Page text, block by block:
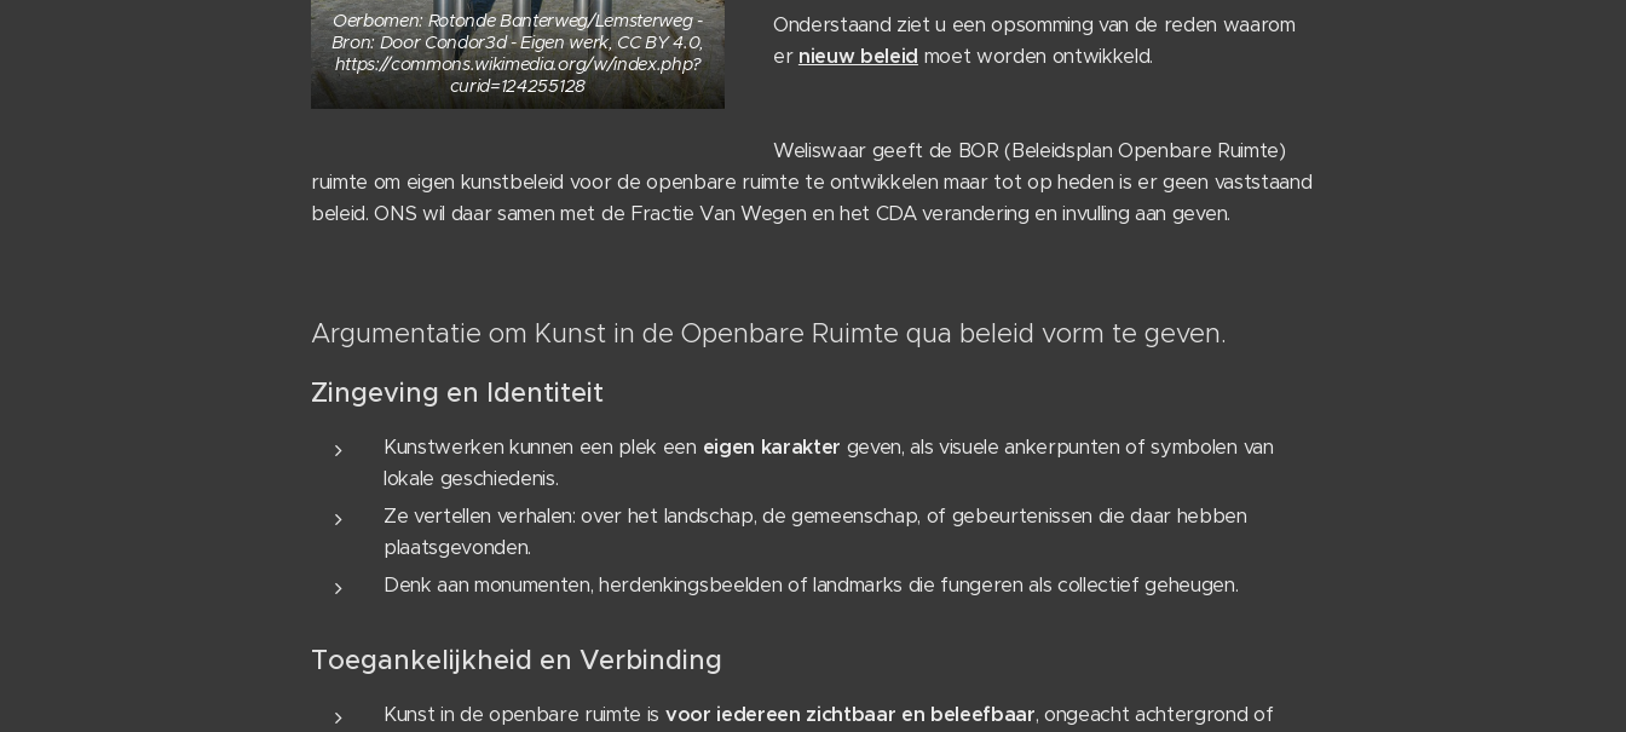
Oerbomen: Rotonde Banterweg/Lemsterweg -
Bron: Door Condor3d - Eigen werk, CC BY 4.0,
https://commons.wikimedia.org/w/index.php?
curid=124255128
Onderstaand ziet u een opsomming van de reden waarom
er nieuw beleid moet worden ontwikkeld.
Weliswaar geeft de BOR (Beleidsplan Openbare Ruimte)
ruimte om eigen kunstbeleid voor de openbare ruimte te ontwikkelen maar tot op heden is er geen vaststaand
beleid. ONS wil daar samen met de Fractie Van Wegen en het CDA verandering en invulling aan geven.
Argumentatie om Kunst in de Openbare Ruimte qua beleid vorm te geven.
Zingeving en Identiteit
Kunstwerken kunnen een plek een eigen karakter geven, als visuele ankerpunten of symbolen van
lokale geschiedenis.
Ze vertellen verhalen: over het landschap, de gemeenschap, of gebeurtenissen die daar hebben
plaatsgevonden.
Denk aan monumenten, herdenkingsbeelden of landmarks die fungeren als collectief geheugen.
Toegankelijkheid en Verbinding
Kunst in de openbare ruimte is voor iedereen zichtbaar en beleefbaar, ongeacht achtergrond of